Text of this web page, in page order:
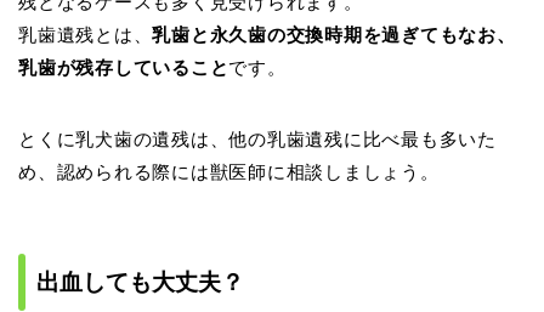
乳歯遺残とは、乳歯と永久歯の交換時期を過ぎてもなお、
乳歯が残存していることです。
とくに乳犬歯の遺残は、他の乳歯遺残に比べ最も多いた
め、認められる際には獣医師に相談しましょう。
出血しても大丈夫？